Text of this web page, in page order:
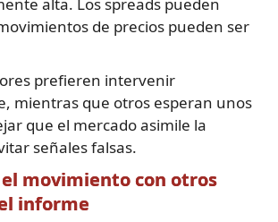
de precios pueden ser
prefieren intervenir
mientras que otros esperan unos
que el mercado asimile la
señales falsas.
movimiento con otros
informe